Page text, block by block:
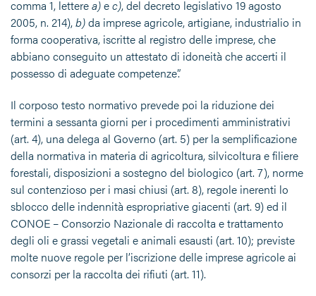
comma 1, letterea)ec), del decreto legislativo 19 agosto
2005, n. 214),b)da imprese agricole, artigiane, industrialio in
forma cooperativa, iscritte al registro delle imprese, che
abbiano conseguito un attestato di idoneità che accerti il
possesso di adeguate competenze”.
Il corposo testo normativo prevede poi la riduzione dei
termini a sessanta giorni per i procedimenti amministrativi
(art. 4), una delega al Governo (art. 5) per la semplificazione
della normativa in materia di agricoltura, silvicoltura e filiere
forestali, disposizioni a sostegno del biologico (art. 7), norme
sul contenzioso per i masi chiusi (art. 8), regole inerenti lo
sblocco delle indennità espropriative giacenti (art. 9) ed il
CONOE – Consorzio Nazionale di raccolta e trattamento
degli oli e grassi vegetali e animali esausti (art. 10); previste
molte nuove regole per l’iscrizione delle imprese agricole ai
consorzi per la raccolta dei rifiuti (art. 11).